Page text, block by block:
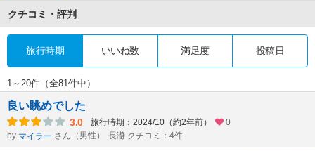
クチコミ・評判
旅行時期 いいね数 満足度 投稿日
1～20件（全81件中）
良い眺めでした
3.0 旅行時期：2024/10（約2年前）
0
by マイラー さん（男性） 長瀞 クチコミ：4件